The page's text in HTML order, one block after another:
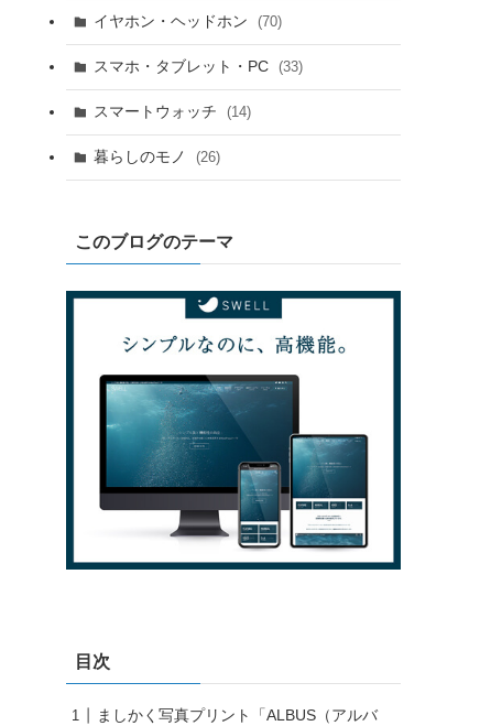
イヤホン・ヘッドホン (70)
スマホ・タブレット・PC (33)
スマートウォッチ (14)
暮らしのモノ (26)
このブログのテーマ
目次
ましかく写真プリント「ALBUS（アルバ